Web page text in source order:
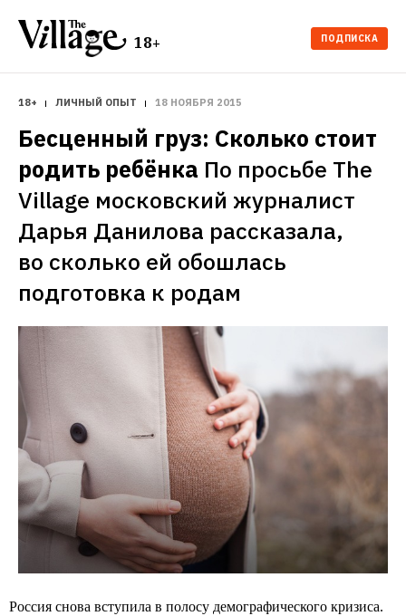
18+ ПОДПИСКА
18+ ЛИЧНЫЙ ОПЫТ 18 НОЯБРЯ 2015
Бесценный груз: Сколько стоит
родить ребёнка По просьбе The
Village московский журналист
Дарья Данилова рассказала,
во сколько ей обошлась
подготовка к родам
Россия снова вступила в полосу демографического кризиса.